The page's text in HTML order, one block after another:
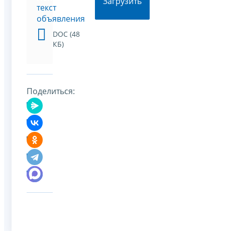
текст
объявления
DOC (48
КБ)
Поделиться: